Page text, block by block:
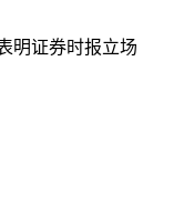
明证券时报立场